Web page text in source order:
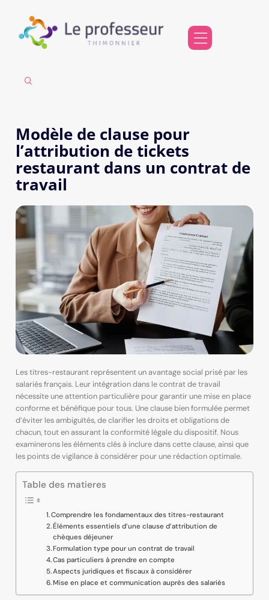
Modèle de clause pour
l’attribution de tickets
restaurant dans un contrat de
travail
Les titres-restaurant représentent un avantage social prisé par les
salariés français. Leur intégration dans le contrat de travail
nécessite une attention particulière pour garantir une mise en place
conforme et bénéfique pour tous. Une clause bien formulée permet
d’éviter les ambiguïtés, de clarifier les droits et obligations de
chacun, tout en assurant la conformité légale du dispositif. Nous
examinerons les éléments clés à inclure dans cette clause, ainsi que
les points de vigilance à considérer pour une rédaction optimale.
Table des matieres
Comprendre les fondamentaux des titres-restaurant
Éléments essentiels d’une clause d’attribution de
chèques déjeuner
Formulation type pour un contrat de travail
Cas particuliers à prendre en compte
Aspects juridiques et fiscaux à considérer
Mise en place et communication auprès des salariés